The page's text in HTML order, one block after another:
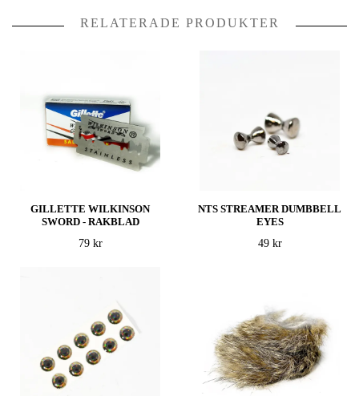
RELATERADE PRODUKTER
GILLETTE WILKINSON
SWORD - RAKBLAD
79 kr
NTS STREAMER DUMBBELL
EYES
49 kr